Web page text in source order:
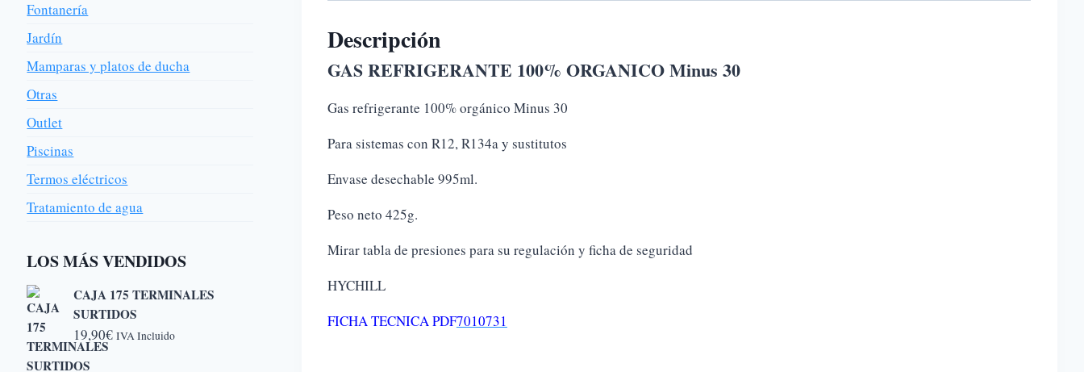
Descripción
GAS REFRIGERANTE 100% ORGANICO Minus 30
Gas refrigerante 100% orgánico Minus 30
Para sistemas con R12, R134a y sustitutos
Envase desechable 995ml.
Peso neto 425g.
Mirar tabla de presiones para su regulación y ficha de seguridad
HYCHILL
FICHA TECNICA PDF7010731
Fontanería
Jardín
Mamparas y platos de ducha
Otras
Outlet
Piscinas
Termos eléctricos
Tratamiento de agua
LOS MÁS VENDIDOS
CAJA 175 TERMINALES
SURTIDOS
19,90€ IVA Incluido